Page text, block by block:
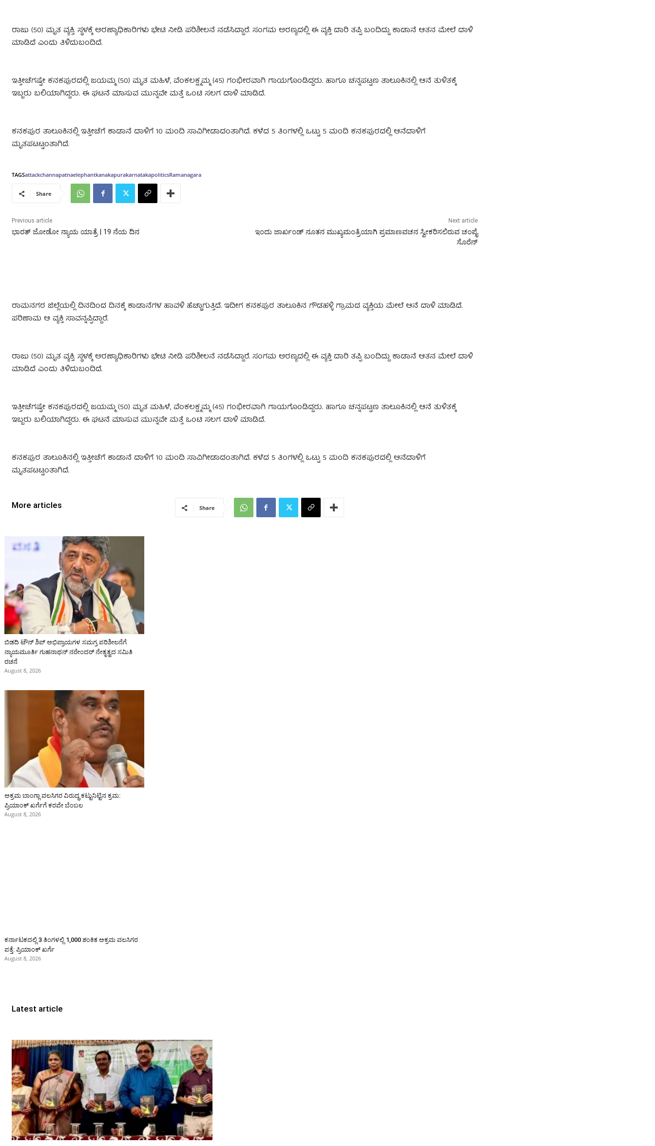
ರಾಜು (50) ಮೃತ ವ್ಯಕ್ತಿ. ಸ್ಥಳಕ್ಕೆ ಅರಣ್ಯಾಧಿಕಾರಿಗಳು ಭೇಟಿ ನೀಡಿ ಪರಿಶೀಲನೆ ನಡೆಸಿದ್ದಾರೆ. ಸಂಗಮ ಅರಣ್ಯದಲ್ಲಿ ಈ ವ್ಯಕ್ತಿ ದಾರಿ ತಪ್ಪಿ ಬಂದಿದ್ದು ಕಾಡಾನೆ ಆತನ ಮೇಲೆ ದಾಳಿ
ಮಾಡಿದೆ ಎಂದು ತಿಳಿದುಬಂದಿದೆ.
ಇತ್ತೀಚೆಗಷ್ಟೇ ಕನಕಪುರದಲ್ಲಿ ಜಯಮ್ಮ (50) ಮೃತ ಮಹಿಳೆ, ವೆಂಕಲಕ್ಷ್ಮಮ್ಮ (45) ಗಂಭೀರವಾಗಿ ಗಾಯಗೊಂಡಿದ್ದರು. ಹಾಗೂ ಚನ್ನಪಟ್ಟಣ ತಾಲೂಕಿನಲ್ಲಿ ಆನೆ ತುಳಿತಕ್ಕೆ
ಇಬ್ಬರು ಬಲಿಯಾಗಿದ್ದರು. ಈ ಘಟನೆ ಮಾಸುವ ಮುನ್ನವೇ ಮತ್ತೆ ಒಂಟಿ ಸಲಗ ದಾಳಿ ಮಾಡಿದೆ.
ಕನಕಪುರ ತಾಲೂಕಿನಲ್ಲಿ ಇತ್ತೀಚೆಗೆ ಕಾಡಾನೆ ದಾಳಿಗೆ 10 ಮಂದಿ ಸಾವಿಗೀಡಾದಂತಾಗಿದೆ. ಕಳೆದ 5 ತಿಂಗಳಲ್ಲಿ ಒಟ್ಟು 5 ಮಂದಿ ಕನಕಪುರದಲ್ಲಿ ಆನೆದಾಳಿಗೆ
ಮೃತಪಟಟ್ಟಂತಾಗಿದೆ.
TAGSattackchannapatnaelephantkanakapurakarnatakapoliticsRamanagara
Share
Previous article
ಭಾರತ್ ಜೋಡೋ ನ್ಯಾಯ ಯಾತ್ರೆ | 19 ನೆಯ ದಿನ
Next article
ಇಂದು ಜಾರ್ಖಂಡ್‌ ನೂತನ ಮುಖ್ಯಮಂತ್ರಿಯಾಗಿ ಪ್ರಮಾಣವಚನ ಸ್ವೀಕರಿಸಲಿರುವ ಚಂಪೈ
ಸೊರೆನ್
ರಾಮನಗರ ಜಿಲ್ಲೆಯಲ್ಲಿ ದಿನದಿಂದ ದಿನಕ್ಕೆ ಕಾಡಾನೆಗಳ ಹಾವಳಿ ಹೆಚ್ಚಾಗುತ್ತಿದೆ. ಇದೀಗ ಕನಕಪುರ ತಾಲೂಕಿನ ಗೌಡಹಳ್ಳಿ ಗ್ರಾಮದ ವ್ಯಕ್ತಿಯ ಮೇಲೆ ಆನೆ ದಾಳಿ ಮಾಡಿದೆ.
ಪರಿಣಾಮ ಆ ವ್ಯಕ್ತಿ ಸಾವನ್ನಪ್ಪಿದ್ದಾರೆ.
ರಾಜು (50) ಮೃತ ವ್ಯಕ್ತಿ. ಸ್ಥಳಕ್ಕೆ ಅರಣ್ಯಾಧಿಕಾರಿಗಳು ಭೇಟಿ ನೀಡಿ ಪರಿಶೀಲನೆ ನಡೆಸಿದ್ದಾರೆ. ಸಂಗಮ ಅರಣ್ಯದಲ್ಲಿ ಈ ವ್ಯಕ್ತಿ ದಾರಿ ತಪ್ಪಿ ಬಂದಿದ್ದು ಕಾಡಾನೆ ಆತನ ಮೇಲೆ ದಾಳಿ
ಮಾಡಿದೆ ಎಂದು ತಿಳಿದುಬಂದಿದೆ.
ಇತ್ತೀಚೆಗಷ್ಟೇ ಕನಕಪುರದಲ್ಲಿ ಜಯಮ್ಮ (50) ಮೃತ ಮಹಿಳೆ, ವೆಂಕಲಕ್ಷ್ಮಮ್ಮ (45) ಗಂಭೀರವಾಗಿ ಗಾಯಗೊಂಡಿದ್ದರು. ಹಾಗೂ ಚನ್ನಪಟ್ಟಣ ತಾಲೂಕಿನಲ್ಲಿ ಆನೆ ತುಳಿತಕ್ಕೆ
ಇಬ್ಬರು ಬಲಿಯಾಗಿದ್ದರು. ಈ ಘಟನೆ ಮಾಸುವ ಮುನ್ನವೇ ಮತ್ತೆ ಒಂಟಿ ಸಲಗ ದಾಳಿ ಮಾಡಿದೆ.
ಕನಕಪುರ ತಾಲೂಕಿನಲ್ಲಿ ಇತ್ತೀಚೆಗೆ ಕಾಡಾನೆ ದಾಳಿಗೆ 10 ಮಂದಿ ಸಾವಿಗೀಡಾದಂತಾಗಿದೆ. ಕಳೆದ 5 ತಿಂಗಳಲ್ಲಿ ಒಟ್ಟು 5 ಮಂದಿ ಕನಕಪುರದಲ್ಲಿ ಆನೆದಾಳಿಗೆ
ಮೃತಪಟಟ್ಟಂತಾಗಿದೆ.
More articles
ಬಿಡದಿ ಟೌನ್ ಶಿಪ್ ಅಭಿಪ್ರಾಯಗಳ ಸಮಗ್ರ ಪರಿಶೀಲನೆಗೆ
ನ್ಯಾಯಮೂರ್ತಿ ಗುಹನಾಥನ್ ನರೇಂದರ್ ನೇತೃತ್ವದ ಸಮಿತಿ
ರಚನೆ
August 8, 2026
ಅಕ್ರಮ ಬಾಂಗ್ಲಾ ವಲಸಿಗರ ವಿರುದ್ಧ ಕಟ್ಟುನಿಟ್ಟಿನ ಕ್ರಮ:
ಪ್ರಿಯಾಂಕ್ ಖರ್ಗೆಗೆ ಕರವೇ ಬೆಂಬಲ
August 8, 2026
ಕರ್ನಾಟಕದಲ್ಲಿ 3 ತಿಂಗಳಲ್ಲಿ 1,000 ಶಂಕಿತ ಅಕ್ರಮ ವಲಸಿಗರ
ಪತ್ತೆ: ಪ್ರಿಯಾಂಕ್‌ ಖರ್ಗೆ
August 8, 2026
Share
Latest article